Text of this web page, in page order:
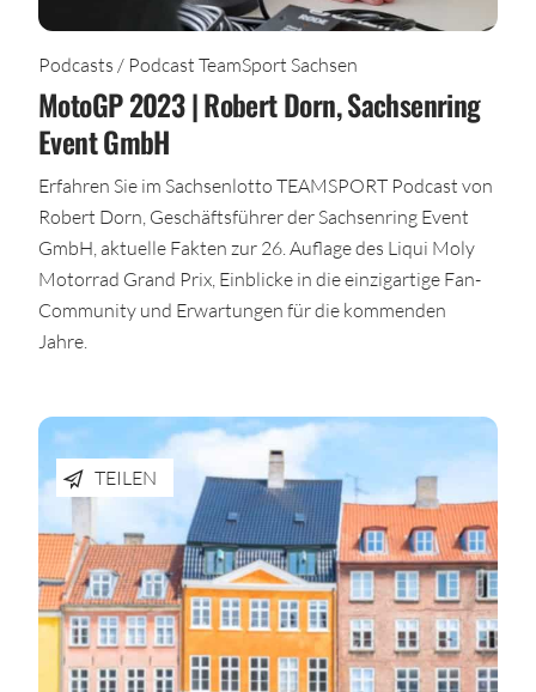
Podcasts / Podcast TeamSport Sachsen
MotoGP 2023 | Robert Dorn, Sachsenring
Event GmbH
Erfahren Sie im Sachsenlotto TEAMSPORT Podcast von
Robert Dorn, Geschäftsführer der Sachsenring Event
GmbH, aktuelle Fakten zur 26. Auflage des Liqui Moly
Motorrad Grand Prix, Einblicke in die einzigartige Fan-
Community und Erwartungen für die kommenden
Jahre.
TEILEN